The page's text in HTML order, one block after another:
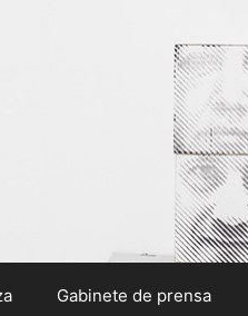
Gabinete de prensa